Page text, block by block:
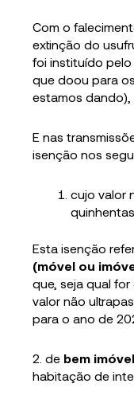
Com o
extinção do
foi instituído
que doou para
estamos dando),
E nas
isenção nos
cujo valor
Esta isenção
(móvel ou
que, seja qual
valor não
para o ano de
2. de bem imóvel
habitação de